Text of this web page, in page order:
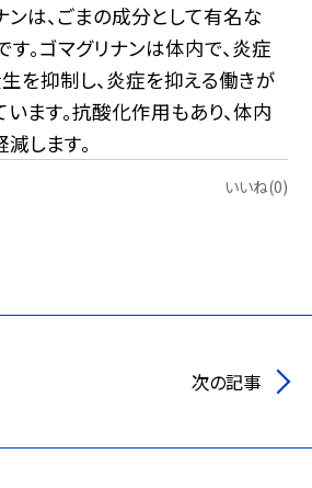
ンは、ごまの成分として有名な
す。ゴマグリナンは体内で、炎症
を抑制し、炎症を抑える働きが
ます。抗酸化作用もあり、体内
します。
いいね(0)
次の記事